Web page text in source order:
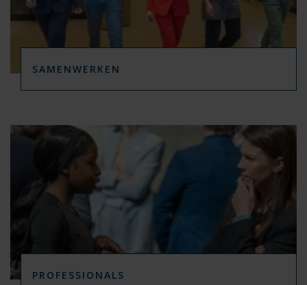
SAMENWERKEN
PROFESSIONALS